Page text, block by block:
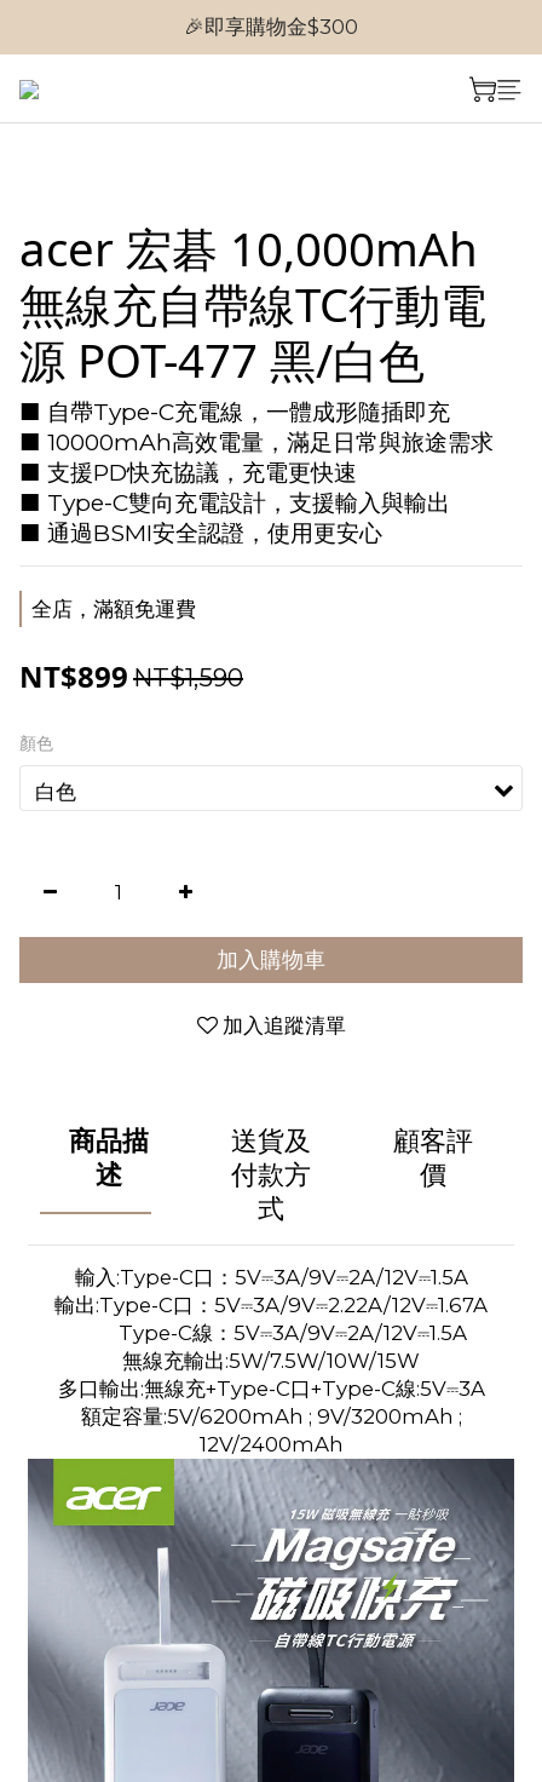
🎉首次加入會員
🎉首次加入會員
acer 宏碁 10,000mAh
無線充自帶線TC行動電
源 POT-477 黑/白色
■ 自帶Type-C充電線，一體成形隨插即充
■ 10000mAh高效電量，滿足日常與旅途需求
■ 支援PD快充協議，充電更快速
■ Type-C雙向充電設計，支援輸入與輸出
■ 通過BSMI安全認證，使用更安心
全店，滿額免運費
NT$899 NT$1,590
顏色
加入購物車
加入追蹤清單
商品描
述
送貨及
付款方
式
顧客評
價
輸入:Type-C口：5V⎓3A/9V⎓2A/12V⎓1.5A
輸出:Type-C口：5V⎓3A/9V⎓2.22A/12V⎓1.67A
Type-C線：5V⎓3A/9V⎓2A/12V⎓1.5A
無線充輸出:5W/7.5W/10W/15W
多口輸出:無線充+Type-C口+Type-C線:5V⎓3A
額定容量:5V/6200mAh ; 9V/3200mAh ;
12V/2400mAh